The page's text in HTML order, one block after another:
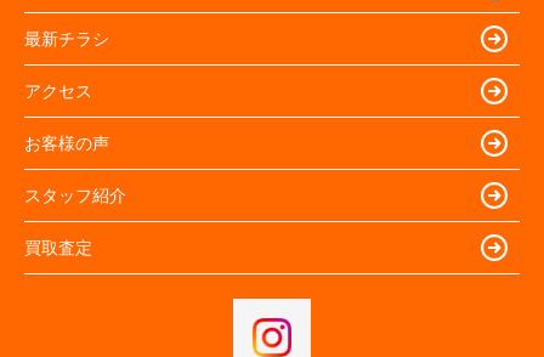
最新チラシ
アクセス
お客様の声
スタッフ紹介
買取査定